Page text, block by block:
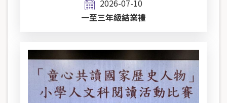
2026-07-10
一至三年級結業禮